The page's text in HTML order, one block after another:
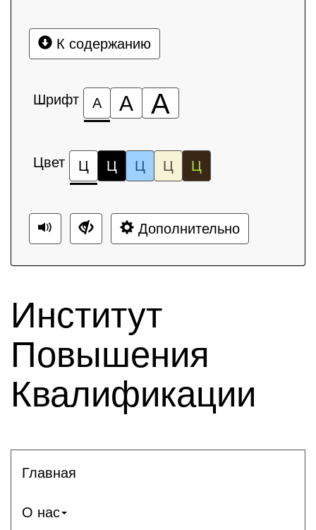
К содержанию
Шрифт А А А
Цвет Ц Ц Ц Ц Ц
Дополнительно
Институт
Повышения
Квалификации
Главная
О нас